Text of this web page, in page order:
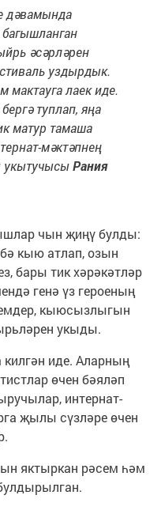
дәвамында
әсәрләрен
уздырдык.
лаек иде.
туплап, яңа
матур тамаша
мәктәпнең
укытучысыРания
чын җиңү булды:
кыю атлап, озын
бары тик хәрәкәтләр
генә үз героеның
кыюсызлыгын
укыды.
килгән иде. Аларның
өчен бәяләп
интернат-
җылы сүзләре өчен
яктыркан рәсем һәм